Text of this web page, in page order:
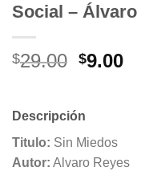
Social – Álvaro
$29.00 El
era:
$29.00.
$9.00El
Descripción
Titulo: Sin Miedos
Autor: Alvaro Reyes